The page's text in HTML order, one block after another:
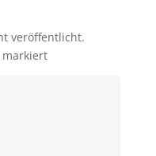
veröffentlicht.
markiert